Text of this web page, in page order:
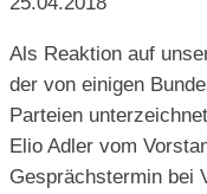
Als Reaktion auf
der von einigen
Parteien
Elio Adler vom
Gesprächstermin bei